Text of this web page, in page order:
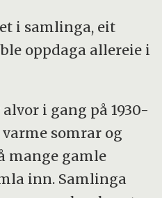
i samlinga, eit
oppdaga allereie i
i gang på 1930-
somrar og
mange gamle
inn. Samlinga